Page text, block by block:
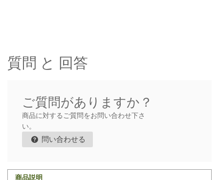
質問 と 回答
ご質問がありますか？
商品に対するご質問をお問い合わせ下さ
い。
問い合わせる
商品説明